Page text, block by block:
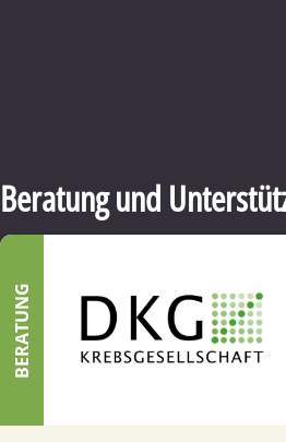
Beratung und
BERATUNG